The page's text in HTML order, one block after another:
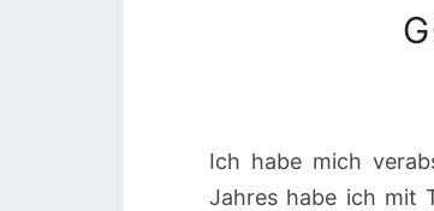
Ich habe mich
Jahres habe ich mit